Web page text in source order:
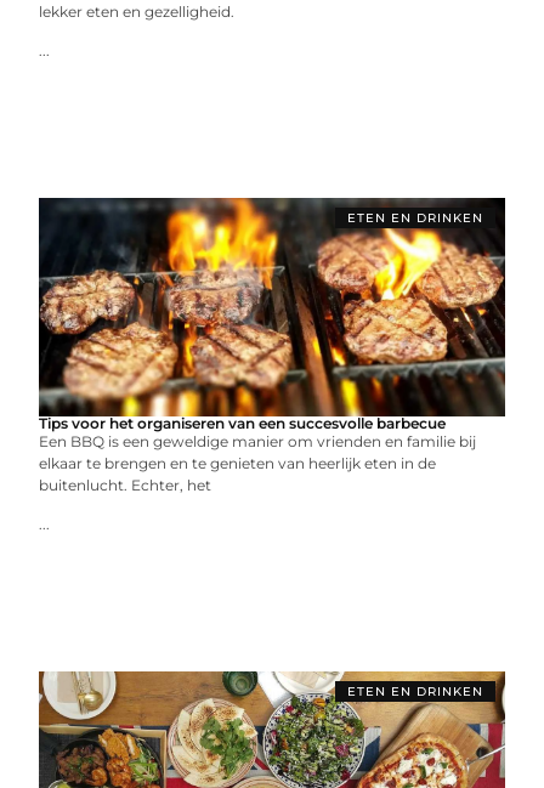
lekker eten en gezelligheid.
...
ETEN EN DRINKEN
Tips voor het organiseren van een succesvolle barbecue
Een BBQ is een geweldige manier om vrienden en familie bij
elkaar te brengen en te genieten van heerlijk eten in de
buitenlucht. Echter, het
...
ETEN EN DRINKEN